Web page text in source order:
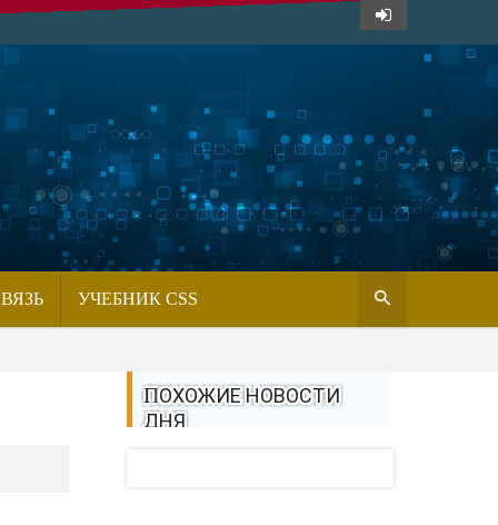
УЧЕБНИК CSS
ПОХОЖИЕ НОВОСТИ
ДНЯ